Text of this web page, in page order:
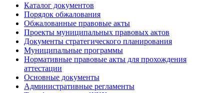
Каталог документов
Порядок обжалования
Обжалованные правовые акты
Проекты муниципальных правовых актов
Документы стратегического планирования
Муниципальные программы
Нормативные правовые акты для прохождения
аттестации
Основные документы
Административные регламенты